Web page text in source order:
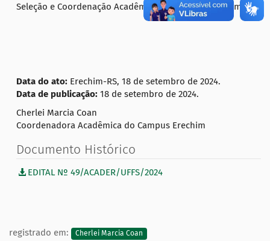
Seleção e Coordenação Acadêmica doCampusErechim.
Data do ato: Erechim-RS, 18 de setembro de 2024.
Data de publicação: 18 de setembro de 2024.
Cherlei Marcia Coan
Coordenadora Acadêmica do Campus Erechim
Documento Histórico
EDITAL Nº 49/ACADER/UFFS/2024
registrado em: Cherlei Marcia Coan